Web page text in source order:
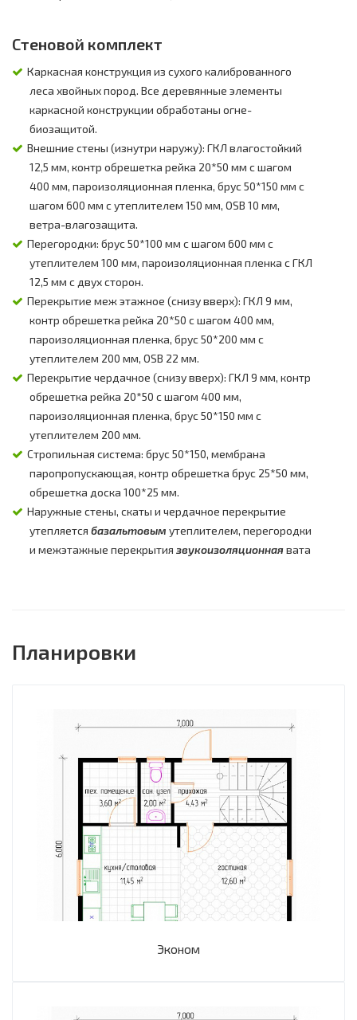
Стеновой комплект
Каркасная конструкция из сухого калиброванного
леса хвойных пород. Все деревянные элементы
каркасной конструкции обработаны огне-
биозащитой.
Внешние стены (изнутри наружу): ГКЛ влагостойкий
12,5 мм, контр обрешетка рейка 20*50 мм с шагом
400 мм, пароизоляционная пленка, брус 50*150 мм с
шагом 600 мм с утеплителем 150 мм, OSB 10 мм,
ветра-влагозащита.
Перегородки: брус 50*100 мм с шагом 600 мм с
утеплителем 100 мм, пароизоляционная пленка с ГКЛ
12,5 мм с двух сторон.
Перекрытие меж этажное (снизу вверх): ГКЛ 9 мм,
контр обрешетка рейка 20*50 с шагом 400 мм,
пароизоляционная пленка, брус 50*200 мм с
утеплителем 200 мм, OSB 22 мм.
Перекрытие чердачное (снизу вверх): ГКЛ 9 мм, контр
обрешетка рейка 20*50 с шагом 400 мм,
пароизоляционная пленка, брус 50*150 мм с
утеплителем 200 мм.
Стропильная система: брус 50*150, мембрана
паропропускающая, контр обрешетка брус 25*50 мм,
обрешетка доска 100*25 мм.
Наружные стены, скаты и чердачное перекрытие
утепляется базальтовым утеплителем, перегородки
и межэтажные перекрытия звукоизоляционнаявата
Планировки
Эконом